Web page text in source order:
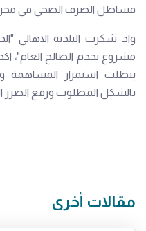
قساطل الصرف الصحي في
واذ شكرت البلدية الاهالي
مشروع يخدم الصالح العام"،
يتطلب استمرار المساهمة
بالشكل المطلوب ورفع الضرر
مقالات أخرى